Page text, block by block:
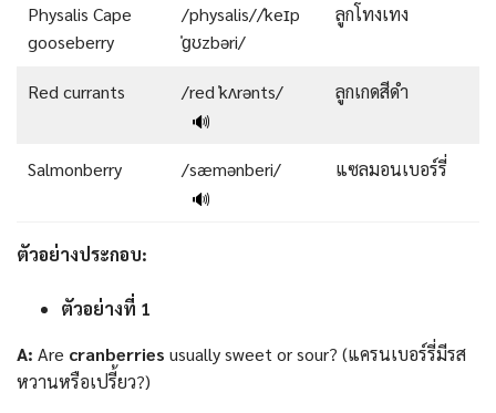
Physalis Cape
gooseberry
/physalis//ˈkeɪp
ˈɡʊzbəri/
ลูกโทงเทง
Red currants
/red ˈkʌrənts/
🔊
ลูกเกดสีดำ
Salmonberry
/sæmənberi/
🔊
แซลมอนเบอร์รี่
ตัวอย่างประกอบ:
ตัวอย่างที่ 1
A: Are cranberries usually sweet or sour? (แครนเบอร์รี่มีรส
หวานหรือเปรี้ยว?)